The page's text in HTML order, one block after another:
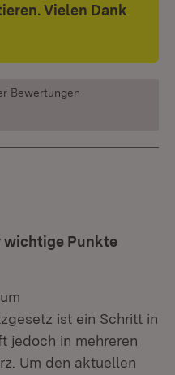
Vielen Dank
Bewertungen
wichtige Punkte
ist ein Schritt in
jedoch in mehreren
Um den aktuellen